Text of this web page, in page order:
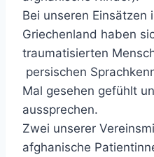
Bei unseren Einsätzen
Griechenland haben
traumatisierten
persischen
Mal gesehen gefühlt
aussprechen.
Zwei unserer
afghanische